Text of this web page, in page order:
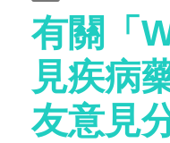
有關「
見疾病
友意見